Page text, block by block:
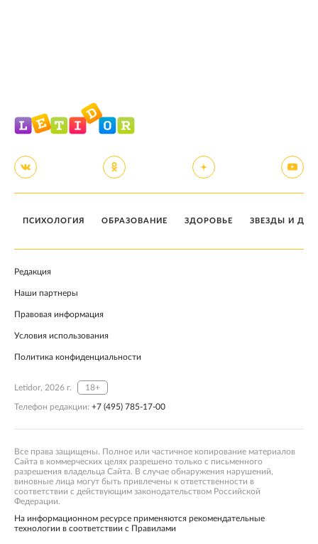
ПСИХОЛОГИЯ ОБРАЗОВАНИЕ ЗДОРОВЬЕ ЗВЕЗДЫ И
Редакция
Наши партнеры
Правовая информация
Условия использования
Политика конфиденциальности
Letidor, 2026 г. 18+
Телефон редакции: +7 (495) 785-17-00
Все права защищены. Полное или частичное копирование материалов
Сайта в коммерческих целях разрешено только с письменного
разрешения владельца Сайта. В случае обнаружения нарушений,
виновные лица могут быть привлечены к ответственности в
соответствии с действующим законодательством Российской
Федерации.
На информационном ресурсе применяются рекомендательные
технологии в соответствии с Правилами